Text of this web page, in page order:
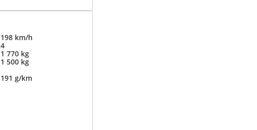
198 km/h
4
1 770 kg
1 500 kg
191 g/km